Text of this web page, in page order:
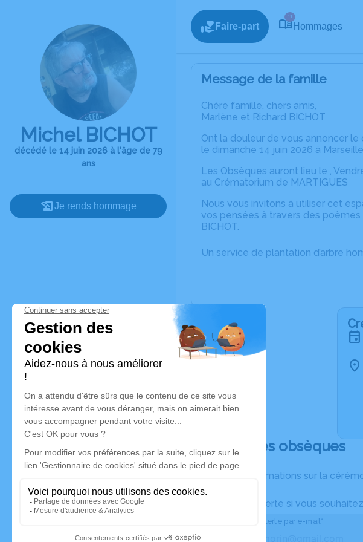
Michel BICHOT
décédé le 14 juin 2026 à l'âge de 79
ans
Je rends hommage
Faire-part
11
Hommages
Message de la famille
Chère famille, chers amis,
Marlène et Richard BICHOT
Ont la douleur de vous annoncer
le dimanche 14 juin 2026 à
Les Obsèques auront lieu le ,
au Crématorium de MARTIGUES
Nous vous invitons à utiliser cet
vos pensées à travers des
BICHOT.
Un service de plantation d’arbre
Déroulé des obsèques
Les informations sur la
Activez une alerte si vous
Recevoir une alerte par e-mail*